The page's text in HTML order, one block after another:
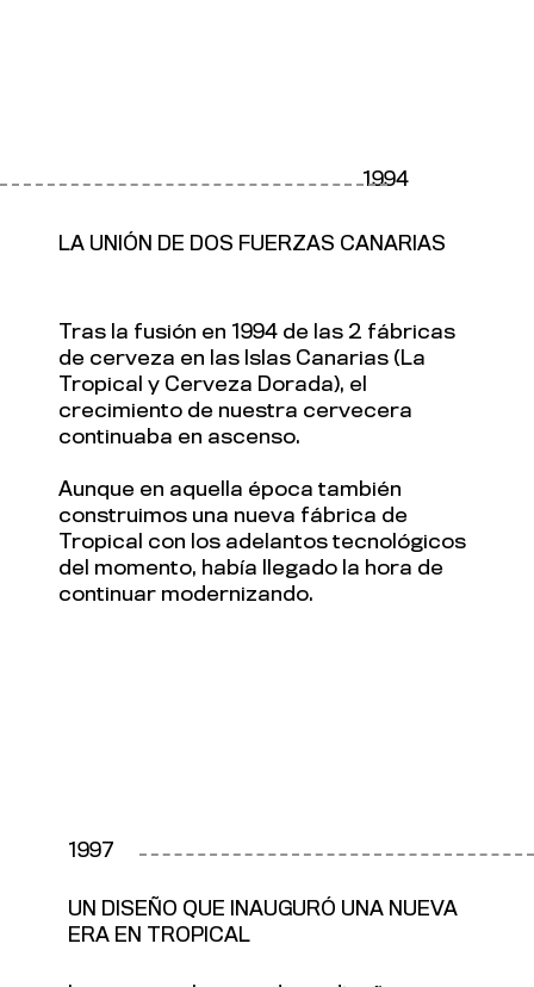
Tras la fusión en 1994 de las 2 fábricas
de cerveza en las Islas Canarias (La
Tropical y Cerveza Dorada), el
crecimiento de nuestra cervecera
continuaba en ascenso.
Aunque en aquella época también
construimos una nueva fábrica de
Tropical con los adelantos tecnológicos
del momento, había llegado la hora de
continuar modernizando.
LA UNIÓN DE DOS FUERZAS CANARIAS
1994
UN DISEÑO QUE INAUGURÓ UNA NUEVA
ERA EN TROPICAL
1997